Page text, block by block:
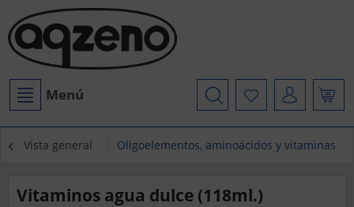
Menú
Vista general Oligoelementos, aminoácidos y vitaminas
Vitaminos agua dulce (118ml.)